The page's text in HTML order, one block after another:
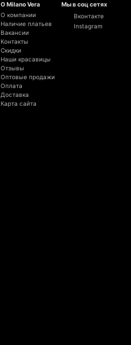
О Milano Vera
О компании
Наличие платьев
Вакансии
Контакты
Скидки
Наши красавицы
Отзывы
Оптовые продажи
Оплата
Доставка
Карта сайта
Мы в соц сетях
Вконтакте
Instagram